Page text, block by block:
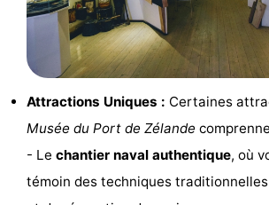
Haamstede
Voir
faire
Lieux
d'intérêt
-
Musées
Monuments
Attractions Uniques : Certaines
Musée du Port de Zélande
- Le chantier naval authentique, où
témoin des techniques